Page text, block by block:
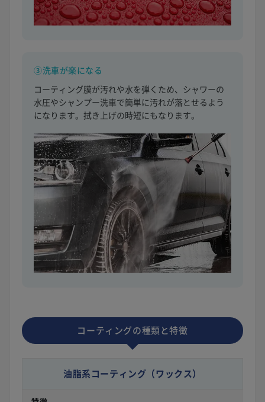
③洗車が楽になる
コーティング膜が汚れや水を弾くため、シャワーの
水圧やシャンプー洗車で簡単に汚れが落とせるよう
になります。拭き上げの時短にもなります。
コーティングの種類と特徴
油脂系コーティング （ワックス）